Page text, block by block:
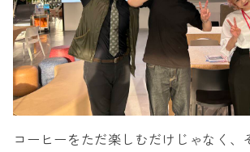
コーヒーをただ楽しむだけじゃなく、